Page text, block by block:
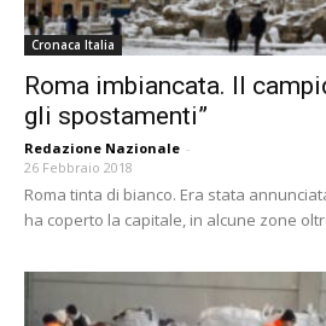
Cronaca Italia
Roma imbiancata. Il
gli spostamenti”
Redazione Nazionale -
26 Febbraio 2018
Roma tinta di bianco. Era stata
ha coperto la capitale, in alcune zone